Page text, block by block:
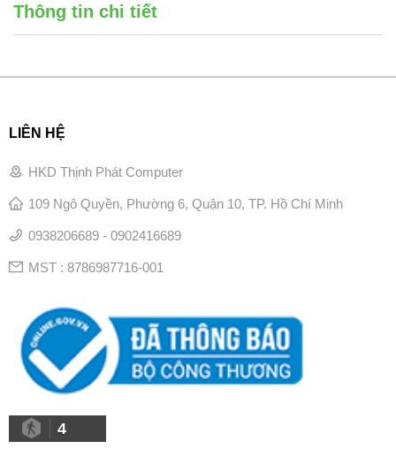
Thông tin chi tiết
LIÊN HỆ
HKD Thịnh Phát Computer
109 Ngô Quyền, Phường 6, Quận 10, TP. Hồ Chí Minh
0938206689 - 0902416689
MST : 8786987716-001
4